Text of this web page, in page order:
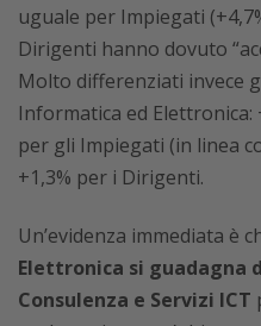
uguale per Impiegati
Dirigenti hanno dovuto
Molto differenziati invece
Informatica ed Elettronica:
per gli Impiegati (in linea
+1,3% per i Dirigenti.
Un’evidenza immediata è
Elettronica si guadagna
Consulenza e Servizi ICT